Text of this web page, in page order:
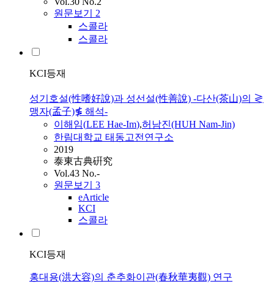
원문보기 2
스콜라
스콜라
KCI등재
성기호설(性嗜好說)과 성선설(性善說) -다산(茶山)의 ≷
맹자(孟子)≸ 해석-
이해임(LEE Hae-Im),허남진(HUH Nam-Jin)
한림대학교 태동고전연구소
2019
泰東古典硏究
Vol.43 No.-
원문보기 3
eArticle
KCI
스콜라
KCI등재
홍대용(洪大容)의 춘추화이관(春秋華夷觀) 연구